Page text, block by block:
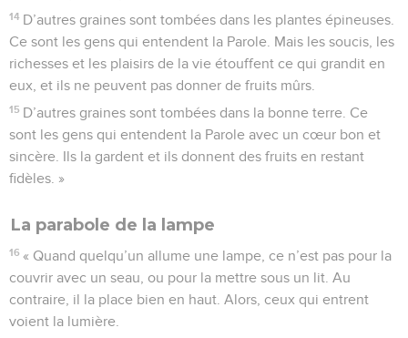
14 D’autres graines sont tombées dans les plantes épineuses.
Ce sont les gens qui entendent la Parole. Mais les soucis, les
richesses et les plaisirs de la vie étouffent ce qui grandit en
eux, et ils ne peuvent pas donner de fruits mûrs.
15 D’autres graines sont tombées dans la bonne terre. Ce
sont les gens qui entendent la Parole avec un cœur bon et
sincère. Ils la gardent et ils donnent des fruits en restant
fidèles. »
La parabole de la lampe
16 « Quand quelqu’un allume une lampe, ce n’est pas pour la
couvrir avec un seau, ou pour la mettre sous un lit. Au
contraire, il la place bien en haut. Alors, ceux qui entrent
voient la lumière.